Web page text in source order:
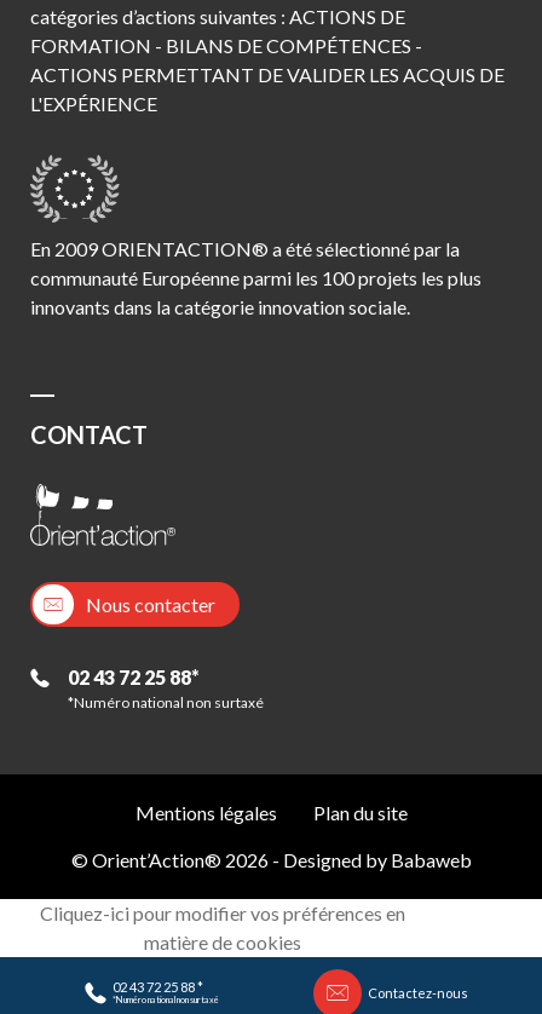
02 43 72 25 88 *
*Numéro national non surtaxé Contactez-nous
catégories d’actions suivantes : ACTIONS DE
FORMATION - BILANS DE COMPÉTENCES -
ACTIONS PERMETTANT DE VALIDER LES ACQUIS DE
L'EXPÉRIENCE
En 2009 ORIENTACTION® a été sélectionné par la
communauté Européenne parmi les 100 projets les plus
innovants dans la catégorie innovation sociale.
CONTACT
Nous contacter
02 43 72 25 88*
*Numéro national non surtaxé
© Orient’Action® 2026 - Designed by Babaweb
Mentions légales Plan du site
Cliquez-ici pour modifier vos préférences en
matière de cookies